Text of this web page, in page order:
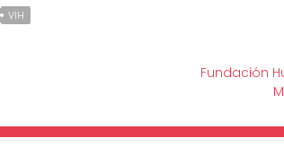
VIH
Fundación